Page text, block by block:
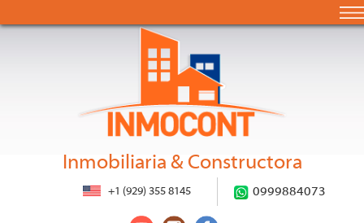
Inmobiliaria & Constructora
+1 (929) 355 8145 0999884073